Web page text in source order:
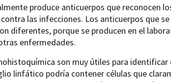
produce anticuerpos que reconocen
las infecciones. Los anticuerpos que
diferentes, porque se producen en el
enfermedades.
son muy útiles para
linfático podría contener células que